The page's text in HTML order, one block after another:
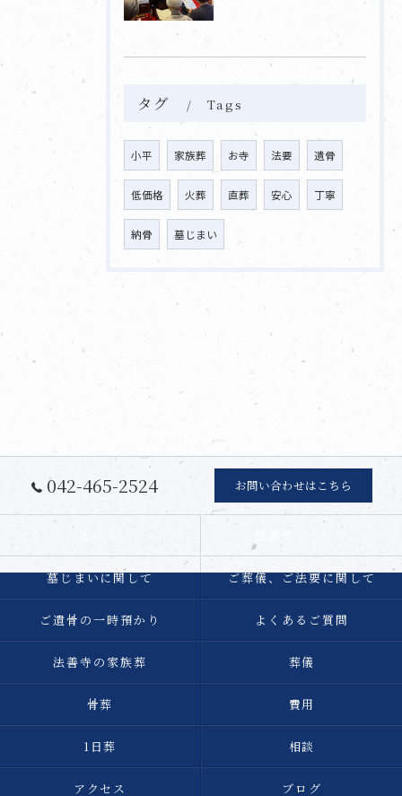
タグ Tags
小平 家族葬 お寺 法要 遺骨
低価格 火葬 直葬 安心 丁寧
納骨 墓じまい
042-465-2524 お問い合わせはこちら
墓じまいに関して ご葬儀、ご法要に関して
ご遺骨の一時預かり よくあるご質問
法善寺の家族葬 葬儀
骨葬 費用
1日葬 相談
アクセス ブログ